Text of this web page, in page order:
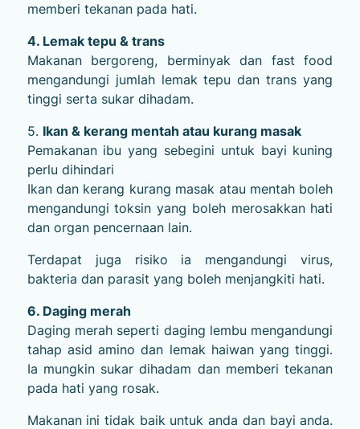
memberi tekanan pada hati.
4. Lemak tepu & trans
Makanan bergoreng, berminyak dan fast food
mengandungi jumlah lemak tepu dan trans yang
tinggi serta sukar dihadam.
5. Ikan & kerang mentah atau kurang masak
Pemakanan ibu yang sebegini untuk bayi kuning
perlu dihindari
Ikan dan kerang kurang masak atau mentah boleh
mengandungi toksin yang boleh merosakkan hati
dan organ pencernaan lain.
Terdapat juga risiko ia mengandungi virus,
bakteria dan parasit yang boleh menjangkiti hati.
6. Daging merah
Daging merah seperti daging lembu mengandungi
tahap asid amino dan lemak haiwan yang tinggi.
Ia mungkin sukar dihadam dan memberi tekanan
pada hati yang rosak.
Makanan ini tidak baik untuk anda dan bayi anda.